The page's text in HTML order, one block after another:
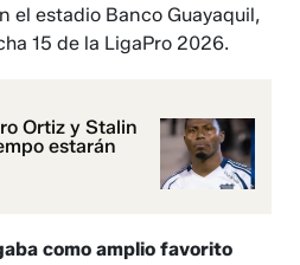
el estadio Banco Guayaquil,
15 de la LigaPro 2026.
Ortiz y Stalin
estarán
como amplio favorito